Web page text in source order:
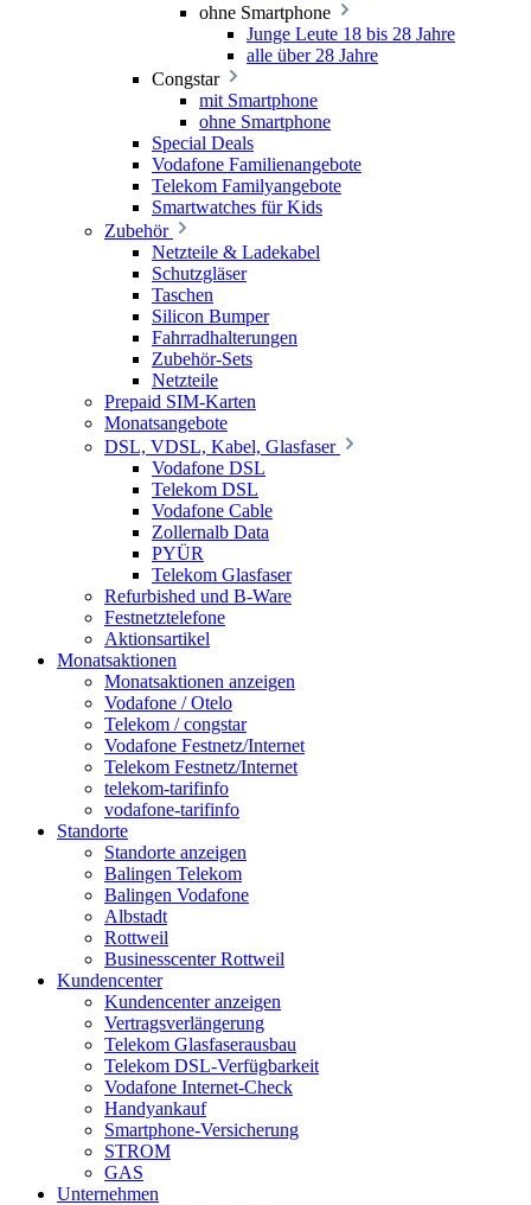
ohne Smartphone
Junge Leute 18 bis 28 Jahre
alle über 28 Jahre
Congstar
mit Smartphone
ohne Smartphone
Special Deals
Vodafone Familienangebote
Telekom Familyangebote
Smartwatches für Kids
Zubehör
Netzteile & Ladekabel
Schutzgläser
Taschen
Silicon Bumper
Fahrradhalterungen
Zubehör-Sets
Netzteile
Prepaid SIM-Karten
Monatsangebote
DSL, VDSL, Kabel, Glasfaser
Vodafone DSL
Telekom DSL
Vodafone Cable
Zollernalb Data
PYÜR
Telekom Glasfaser
Refurbished und B-Ware
Festnetztelefone
Aktionsartikel
Monatsaktionen
Monatsaktionen anzeigen
Vodafone / Otelo
Telekom / congstar
Vodafone Festnetz/Internet
Telekom Festnetz/Internet
telekom-tarifinfo
vodafone-tarifinfo
Standorte
Standorte anzeigen
Balingen Telekom
Balingen Vodafone
Albstadt
Rottweil
Businesscenter Rottweil
Kundencenter
Kundencenter anzeigen
Vertragsverlängerung
Telekom Glasfaserausbau
Telekom DSL-Verfügbarkeit
Vodafone Internet-Check
Handyankauf
Smartphone-Versicherung
STROM
GAS
Unternehmen